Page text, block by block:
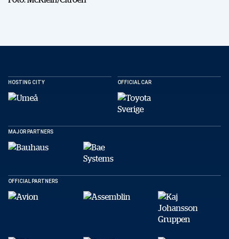
HOSTING CITY OFFICIAL CAR
MAJOR PARTNERS
OFFICIAL PARTNERS